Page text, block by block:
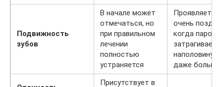
Подвижность
зубов
В начале может
отмечаться, но
при правильном
лечении
полностью
устраняется
Проявляется
очень
когда
наполовину
даже больше
Присутствует в